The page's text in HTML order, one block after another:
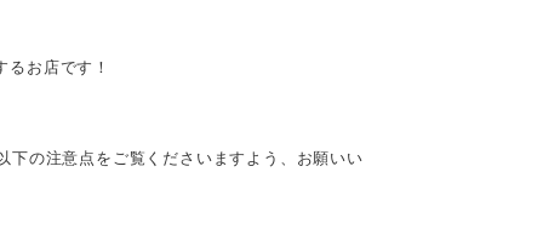
お店です！
下の注意点をご覧くださいますよう、お願いい